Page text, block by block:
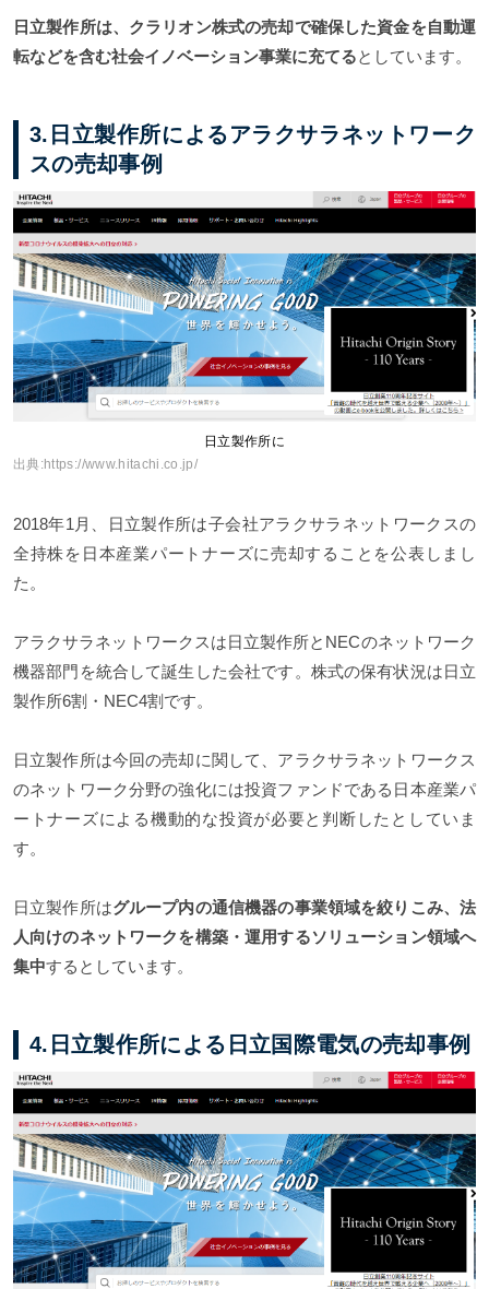
日立製作所は、クラリオン株式の売却で確保した資金を自動運
転などを含む社会イノベーション事業に充てるとしています。
3.日立製作所によるアラクサラネットワーク
スの売却事例
日立製作所に
出典:https://www.hitachi.co.jp/
2018年1月、日立製作所は子会社アラクサラネットワークスの
全持株を日本産業パートナーズに売却することを公表しまし
た。
アラクサラネットワークスは日立製作所とNECのネットワーク
機器部門を統合して誕生した会社です。株式の保有状況は日立
製作所6割・NEC4割です。
日立製作所は今回の売却に関して、アラクサラネットワークス
のネットワーク分野の強化には投資ファンドである日本産業パ
ートナーズによる機動的な投資が必要と判断したとしていま
す。
日立製作所はグループ内の通信機器の事業領域を絞りこみ、法
人向けのネットワークを構築・運用するソリューション領域へ
集中するとしています。
4.日立製作所による日立国際電気の売却事例